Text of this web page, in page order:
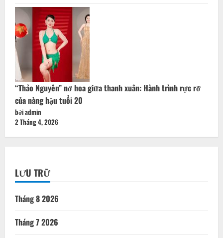
“Thảo Nguyên” nở hoa giữa thanh xuân: Hành trình rực rỡ
của nàng hậu tuổi 20
bởi admin
2 Tháng 4, 2026
LƯU TRỮ
Tháng 8 2026
Tháng 7 2026